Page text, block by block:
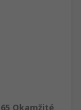
Okamžité